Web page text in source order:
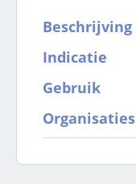
Beschrijving
Indicatie
Gebruik
Organisaties